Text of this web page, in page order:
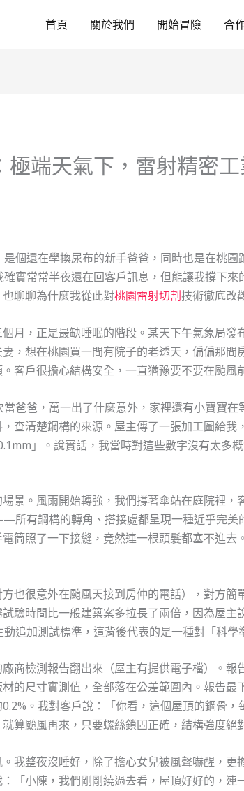
首頁 關於我們 開始冒險 合
端天氣下，雷射精密
個還在學換尿布的新手爸爸，同時也是在桃
實常常半夜還在回客戶訊息，但能讓我撐下來
聊聊為什麼我從此對桃園雷射切割技術徹底改
月，正是最缺睡眠的階段。某天下午氣象局
，想在桃園買一間有院子的老透天，偏偏那
客戶很擔心結構安全，一直猶豫要不要在颱風
爸，萬一出了什麼意外，家裡還有小寶寶在
查清楚鋼構的來源。屋主傳了一張加工圖給我
」。說實話，我當時對這些數字沒有太多
景。風雨開始轉強，我們撐著傘站在庭院裡
所有鋼構的轉角、搭接處都呈現一種近乎完美
筒照了一下接縫，竟然連一根頭髮都塞不進
也很意外在颱風天接到房仲的電話），對方簡
驗時間比一般建築案多拉長了兩倍，因為屋
加測試標準，這背後代表的是一種對「科學
商檢測報告翻出來（屋主有提供電子檔）。
的尺寸實測值，全部落在公差範圍內。報告
。我對客戶說：「你看，這個屋頂的鋼骨
算颱風再來，只要螺絲鎖固正確，結構強度絕
我整夜沒睡好，除了擔心女兒被風聲嚇醒，
「小陳，我們剛剛繞過去看，屋頂好好的，